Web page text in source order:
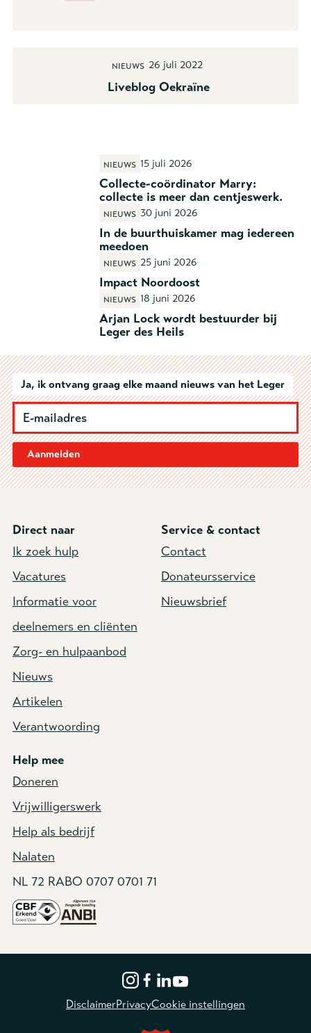
Liveblog Oekraïne
Nieuws 26 juli 2022
Collecte-coördinator Marry:
collecte is meer dan centjeswerk.
Nieuws 15 juli 2026
In de buurthuiskamer mag iedereen
meedoen
Nieuws 30 juni 2026
Impact Noordoost
Nieuws 25 juni 2026
Arjan Lock wordt bestuurder bij
Leger des Heils
Nieuws 18 juni 2026
Ja, ik ontvang graag elke maand nieuws van het Leger
Aanmelden
Direct naar
Ik zoek hulp
Vacatures
Informatie voor
deelnemers en cliënten
Zorg- en hulpaanbod
Nieuws
Artikelen
Verantwoording
Service & contact
Contact
Donateursservice
Nieuwsbrief
Help mee
Doneren
Vrijwilligerswerk
Help als bedrijf
Nalaten
NL 72 RABO 0707 0701 71
DisclaimerPrivacyCookie instellingen